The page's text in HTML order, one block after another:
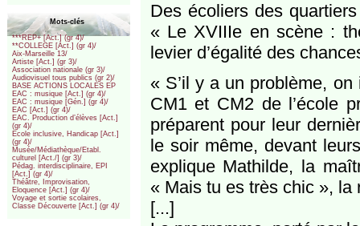
Mots-clés
***REP+ [Act.] (gr 4)/
**COLLEGE [Act.] (gr 4)/
Aix-Marseille 13/
Artiste [Act.] (gr 3)/
Association nationale (gr 3)/
Audiovisuel tous publics (gr 2)/
BASE ACTIONS LOCALES EP
EAC : musique [Act.] (gr 4)/
EAC : musique [Gén.] (gr 4)/
EAC [Act.] (gr 4)/
EAC. Production d’élèves [Act.]
(gr 4)/
Ecole inclusive, Handicap [Act.]
(gr 4)/
Musée/Médiathèque/Etabl.
culturel [Act./] (gr 3)/
Pédag. interdisciplinaire, EPI
[Act.] (gr 4)/
Théâtre, Improvisation,
Eloquence [Act.] (gr 4)/
Voyage et sortie scolaires,
Classe Découverte [Act.] (gr 4)/
Des écoliers des
« Le XVIIIe en scène :
levier d’égalité des
« S’il y a un problème,
CM1 et CM2 de l’école
préparent pour leur
le soir même, devant
explique Mathilde, la
« Mais tu es très chic », la
[...]